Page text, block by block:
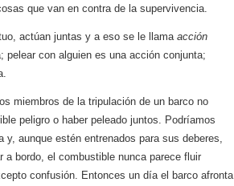
que van en contra de la supervivencia.
actúan juntas y a eso se le llama acción
pelear con alguien es una acción conjunta;
miembros de la tripulación de un barco no
peligro o haber peleado juntos. Podríamos
aunque estén entrenados para sus deberes,
bordo, el combustible nunca parece fluir
confusión. Entonces un día el barco afronta